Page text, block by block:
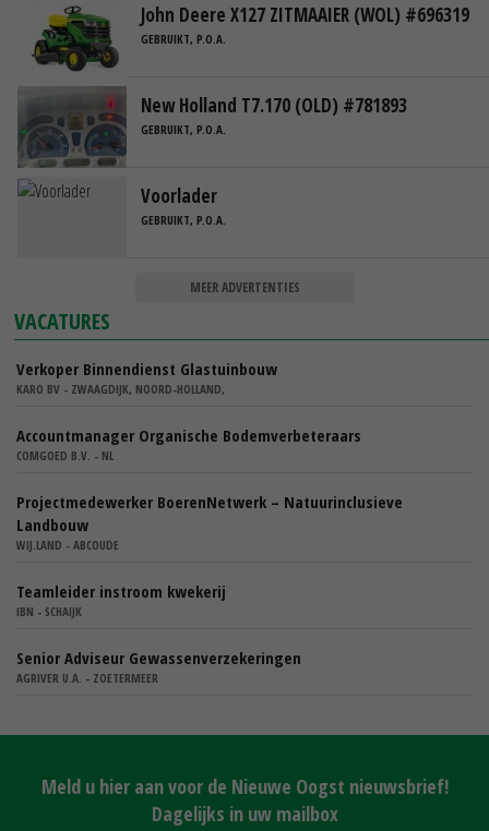
John Deere X127 ZITMAAIER (WOL) #696319
GEBRUIKT, P.O.A.
New Holland T7.170 (OLD) #781893
GEBRUIKT, P.O.A.
Voorlader
GEBRUIKT, P.O.A.
MEER ADVERTENTIES
VACATURES
Verkoper Binnendienst Glastuinbouw
KARO BV - ZWAAGDIJK, NOORD-HOLLAND,
Accountmanager Organische Bodemverbeteraars
COMGOED B.V. - NL
Projectmedewerker BoerenNetwerk – Natuurinclusieve
Landbouw
WIJ.LAND - ABCOUDE
Teamleider instroom kwekerij
IBN - SCHAIJK
Senior Adviseur Gewassenverzekeringen
AGRIVER U.A. - ZOETERMEER
Meld u hier aan voor de Nieuwe Oogst nieuwsbrief!
Dagelijks in uw mailbox